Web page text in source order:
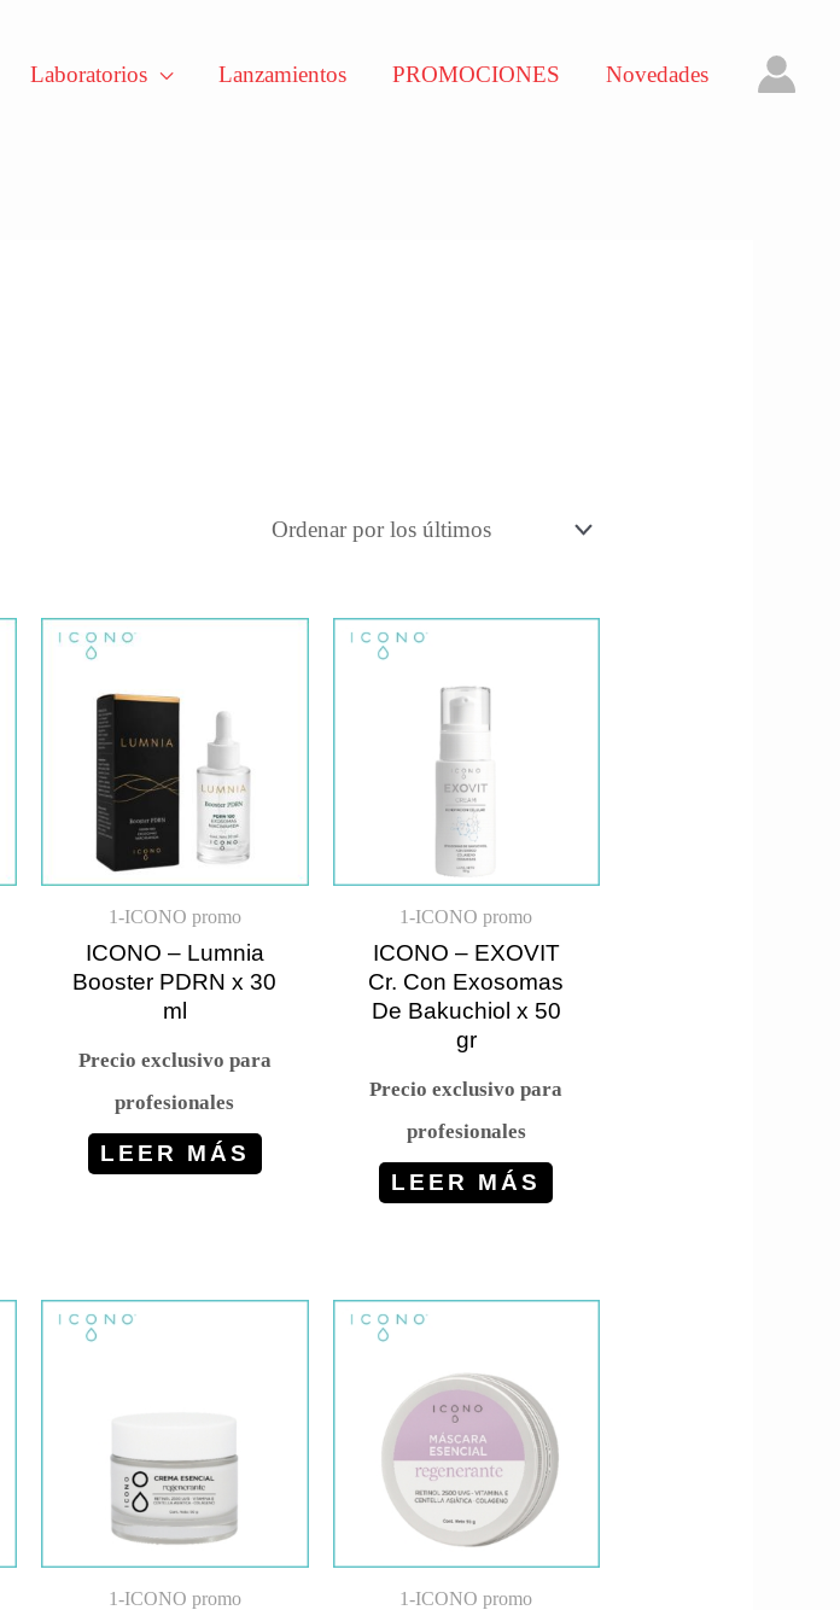
Laboratorios Lanzamientos PROMOCIONES Novedades
1-ICONO promo
ICONO – Lumnia
Booster PDRN x 30
ml
Precio exclusivo para
profesionales
LEER MÁS
1-ICONO promo
ICONO – EXOVIT
Cr. Con Exosomas
De Bakuchiol x 50
gr
Precio exclusivo para
profesionales
LEER MÁS
1-ICONO promo 1-ICONO promo